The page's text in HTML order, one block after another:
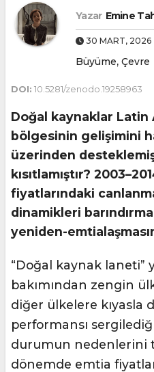
Yazar Emine
30 MART, 2026
Büyüme, Çevre
DOI: 10.5281/zenodo.19258963
Doğal kaynaklar Latin
bölgesinin gelişimini
üzerinden
kısıtlamıştır?
fiyatlarındaki
dinamikleri
yeniden-
“Doğal kaynak laneti”
bakımından zengin
diğer ülkelere kıyasla
performansı
durumun nedenlerini
dönemde emtia